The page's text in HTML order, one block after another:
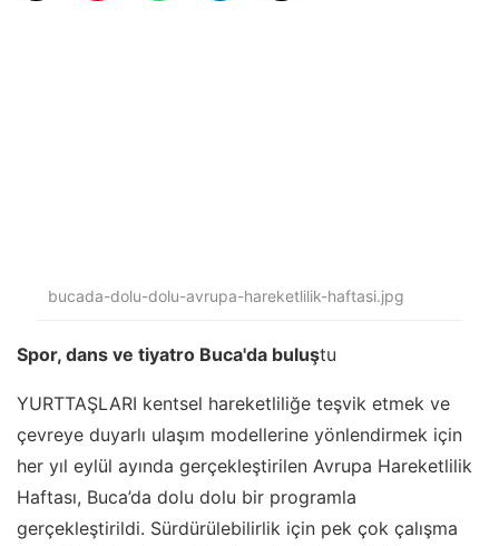
bucada-dolu-dolu-avrupa-hareketlilik-haftasi.jpg
Spor, dans ve tiyatro Buca'da buluştu
YURTTAŞLARI kentsel hareketliliğe teşvik etmek ve
çevreye duyarlı ulaşım modellerine yönlendirmek için
her yıl eylül ayında gerçekleştirilen Avrupa Hareketlilik
Haftası, Buca’da dolu dolu bir programla
gerçekleştirildi. Sürdürülebilirlik için pek çok çalışma